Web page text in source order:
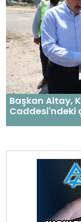
Başkan Altay,
Caddesi'ndeki